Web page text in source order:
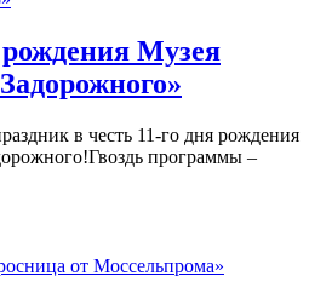
Музея
в честь 11-го дня рождения
программы –